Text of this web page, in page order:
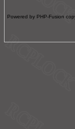
Powered by PHP-Fusion